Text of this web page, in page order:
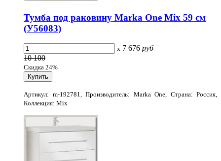
Тумба под раковину Marka One Mix 59 см
(У56083)
x 7 676 руб
10 100
Скидка 24%
Артикул: m-192781, Производитель: Marka One, Страна: Россия,
Коллекция: Mix